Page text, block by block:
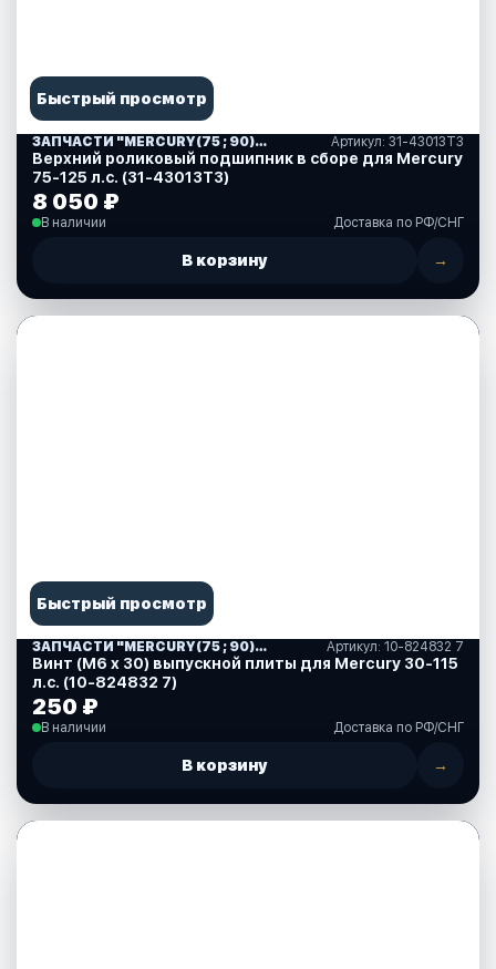
Быстрый просмотр
ЗАПЧАСТИ "MERCURY(75 ; 90)" США (10) Артикул: 31-43013Т3
Верхний роликовый подшипник в сборе для Mercury
75-125 л.с. (31-43013Т3)
8 050 ₽
В наличии Доставка по РФ/СНГ
В корзину →
Быстрый просмотр
ЗАПЧАСТИ "MERCURY(75 ; 90)" США (10) Артикул: 10-824832 7
Винт (М6 х 30) выпускной плиты для Mercury 30-115
л.с. (10-824832 7)
250 ₽
В наличии Доставка по РФ/СНГ
В корзину →